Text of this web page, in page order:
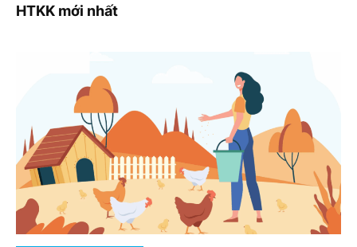
HTKK mới nhất